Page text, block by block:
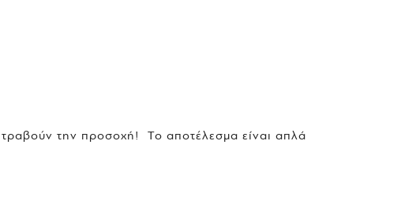
την προσοχή! Το αποτέλεσμα είναι απλά